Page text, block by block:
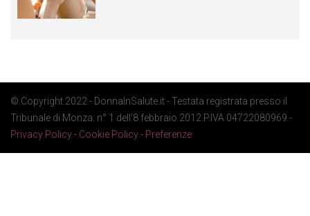
© Copyright 2022 - DonnaInSalute.it - Testata registrata presso il
Tribunale di Monza: n° 1 dell'8 febbraio 2012 P.IVA 04722080969 -
Privacy Policy- Cookie Policy- Preferenze